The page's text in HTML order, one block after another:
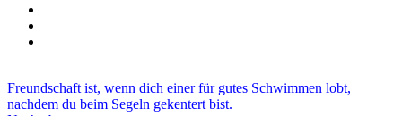
Freundschaft ist, wenn dich einer für gutes Schwimmen lobt,
nachdem du beim Segeln gekentert bist.